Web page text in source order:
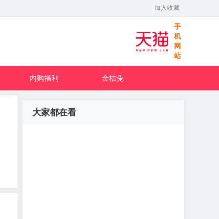
加入收藏
手
机
网
站
内购福利 金桔兔
大家都在看